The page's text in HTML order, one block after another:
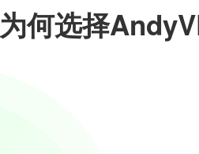
为何选择